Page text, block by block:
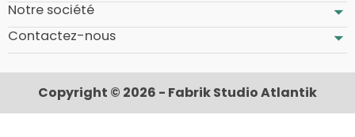
Notre société
Contactez-nous
Copyright © 2026 - Fabrik Studio Atlantik